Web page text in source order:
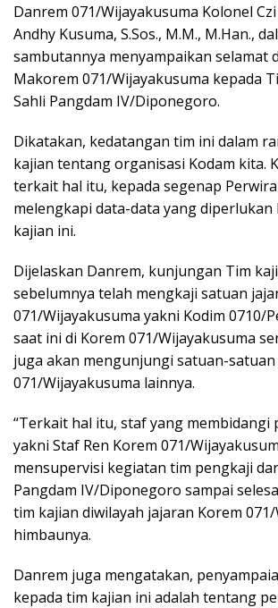
Danrem 071/Wijayakusuma Kolonel
Andhy Kusuma, S.Sos., M.M., M.Han.,
sambutannya menyampaikan selamat
Makorem 071/Wijayakusuma kepada
Sahli Pangdam IV/Diponegoro.
Dikatakan, kedatangan tim ini dalam
kajian tentang organisasi Kodam kita.
terkait hal itu, kepada segenap
melengkapi data-data yang diperlukan
kajian ini.
Dijelaskan Danrem, kunjungan Tim
sebelumnya telah mengkaji satuan
071/Wijayakusuma yakni Kodim 0710/
saat ini di Korem 071/Wijayakusuma
juga akan mengunjungi satuan-
071/Wijayakusuma lainnya.
“Terkait hal itu, staf yang membidangi
yakni Staf Ren Korem 071/
mensupervisi kegiatan tim pengkaji
Pangdam IV/Diponegoro sampai
tim kajian diwilayah jajaran Korem 071/
himbaunya.
Danrem juga mengatakan,
kepada tim kajian ini adalah tentang